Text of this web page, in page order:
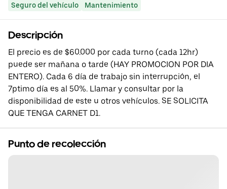
Seguro del vehículo Mantenimiento
Descripción
El precio es de $60.000 por cada turno (cada 12hr)
puede ser mañana o tarde (HAY PROMOCION POR DIA
ENTERO). Cada 6 día de trabajo sin interrupción, el
7ptimo día es al 50%. Llamar y consultar por la
disponibilidad de este u otros vehículos. SE SOLICITA
QUE TENGA CARNET D1.
Punto de recolección